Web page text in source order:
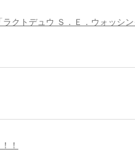
ラクトデュウ Ｓ．Ｅ．ウォッシ
！